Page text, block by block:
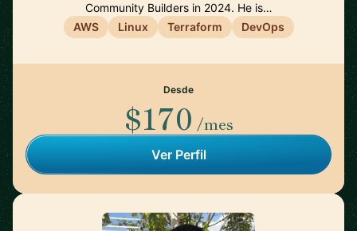
Community Builders in 2024. He is…
AWS
Linux Terraform DevOps
Desde
$170 /mes
Ver Perfil